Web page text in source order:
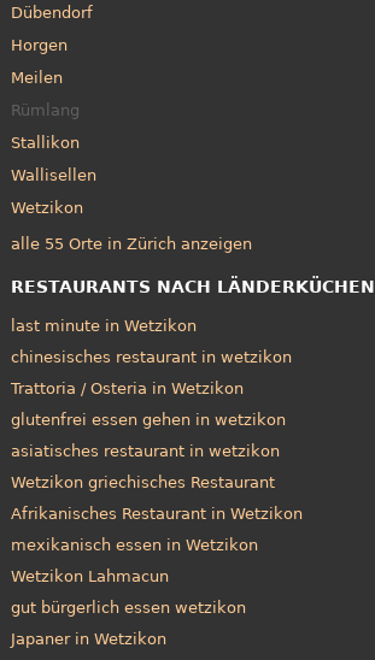
Dübendorf
Horgen
Meilen
Rümlang
Stallikon
Wallisellen
Wetzikon
alle 55 Orte in Zürich anzeigen
RESTAURANTS NACH LÄNDERKÜCHEN
last minute in Wetzikon
chinesisches restaurant in wetzikon
Trattoria / Osteria in Wetzikon
glutenfrei essen gehen in wetzikon
asiatisches restaurant in wetzikon
Wetzikon griechisches Restaurant
Afrikanisches Restaurant in Wetzikon
mexikanisch essen in Wetzikon
Wetzikon Lahmacun
gut bürgerlich essen wetzikon
Japaner in Wetzikon